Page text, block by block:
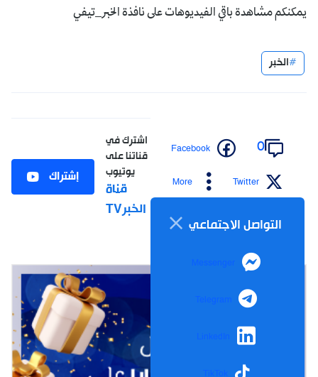
يمكنكم مشاهدة باقي الفيديوهات على نافذة الخبر_تيفي
الخبر
0
Facebook
Twitter
More
التواصل الاجتماعي
Messenger
Telegram
LinkedIn
اشترك في
قناتنا على
يوتيوب
قناة
الخبرTV
إشتراك